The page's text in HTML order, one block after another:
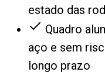
estado das
Quadro
aço e sem
longo prazo